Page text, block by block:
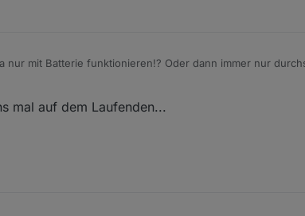
nur mit Batterie funktionieren!? Oder dann immer nur
ob das Kalibrieren funktioniert und wie es aussieht
getrennt wurde)
eine Sprung auf die 400ppm machen!?
mal auf dem Laufenden...